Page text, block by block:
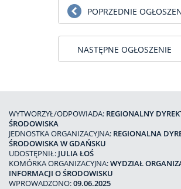
POPRZEDNIE
NASTĘPNE OGŁOSZENIE
WYTWORZYŁ/ODPOWIADA: REGIONALNY
ŚRODOWISKA
JEDNOSTKA ORGANIZACYJNA: REGIONALNA
ŚRODOWISKA W GDAŃSKU
UDOSTĘPNIŁ: JULIA ŁOŚ
KOMÓRKA ORGANIZACYJNA:WYDZIAŁ
INFORMACJI O ŚRODOWISKU
WPROWADZONO:09.06.2025